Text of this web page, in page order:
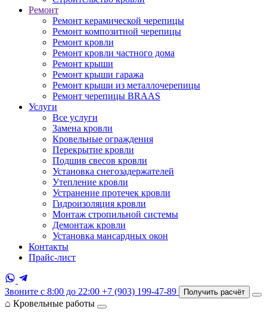
Ремонт
Ремонт керамической черепицы
Ремонт композитной черепицы
Ремонт кровли
Ремонт кровли частного дома
Ремонт крыши
Ремонт крыши гаража
Ремонт крыши из металлочерепицы
Ремонт черепицы BRAAS
Услуги
Все услуги
Замена кровли
Кровельные ограждения
Перекрытие кровли
Подшив свесов кровли
Установка снегозадержателей
Утепление кровли
Устранение протечек кровли
Гидроизоляция кровли
Монтаж стропильной системы
Демонтаж кровли
Установка мансардных окон
Контакты
Прайс-лист
Звоните с 8:00 до 22:00 +7 (903) 199-47-89 Получить расчёт
⌂ Кровельные работы